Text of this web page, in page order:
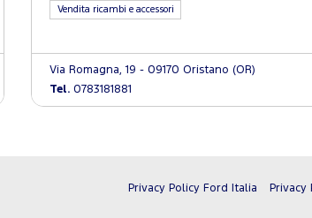
Vendita ricambi e accessori
Via Romagna, 19 - 09170 Oristano (OR)
Tel. 0783181881
Privacy Policy Ford Italia Privacy